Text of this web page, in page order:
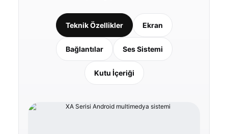
Teknik Özellikler Ekran
Bağlantılar Ses Sistemi
Kutu İçeriği